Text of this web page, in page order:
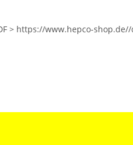
> https://www.hepco-